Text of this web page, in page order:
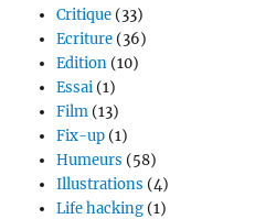
Critique(33)
Ecriture(36)
Edition(10)
Essai(1)
Film(13)
Fix-up(1)
Humeurs (58)
Illustrations (4)
Life hacking(1)